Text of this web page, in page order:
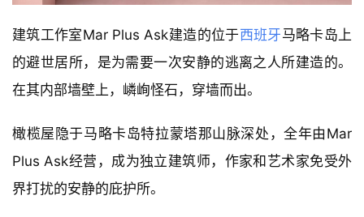
建筑工作室Mar Plus Ask建造的位于西班牙马略卡岛上
的避世居所，是为需要一次安静的逃离之人所建造的。
在其内部墙壁上，嶙峋怪石，穿墙而出。
橄榄屋隐于马略卡岛特拉蒙塔那山脉深处，全年由Mar
Plus Ask经营，成为独立建筑师，作家和艺术家免受外
界打扰的安静的庇护所。